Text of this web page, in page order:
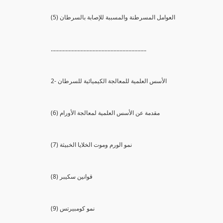
(5) العوامل المسرطنة والمسببة للإصابة بالسرطان
................................................................
2- الأسس العلمية للمعالجة الكيميائية للسرطان
(6) مقدمة عن الأسس العلمية لمعالجة الأورام
(7) نمو الورم وموت الخلايا الخبيثة
(8) قوانين سكيبر
(9) نمو كومبيرتس